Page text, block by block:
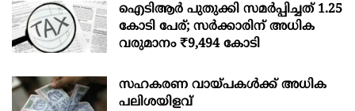
ഐടിആര്‍ പുതുക്കി സമർപ്പിച്ചത് 1.25
കോടി പേര്; സർക്കാരിന് അധിക
വരുമാനം ₹9,494 കോടി
സഹകരണ വായ്പകള്‍ക്ക് അധിക
പലിശയിളവ്